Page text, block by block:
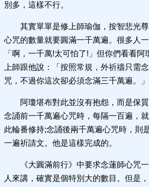
別多，這樣不行。
其實單單是修上師瑜伽，按智悲光
心咒的數量就要圓滿一千萬遍。很多人
「啊，一千萬!太可怕了!」但你們看看
上師跟他說：「按照常規，外祈禱只需
咒，不過你這次卻必須念滿三千萬遍。」
阿瓊堪布對此並沒有抱怨，而是保
念誦前一千萬遍心咒時，每隔一百遍，
此輪番修持;念誦後兩千萬遍心咒時，則
一遍祈請文。他是這樣完成的。
《大圓滿前行》中要求念蓮師心咒
人來講，確實是個特別大的數目。但是